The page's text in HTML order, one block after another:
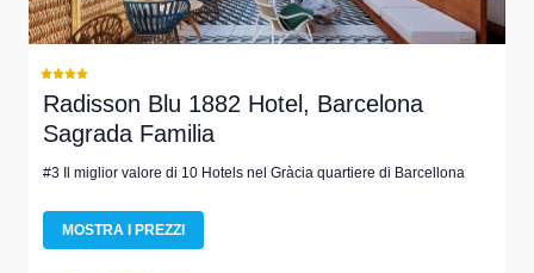
Radisson Blu 1882 Hotel, Barcelona
Sagrada Familia
#3 Il miglior valore di 10 Hotels nel Gràcia quartiere di Barcellona
MOSTRA I PREZZI